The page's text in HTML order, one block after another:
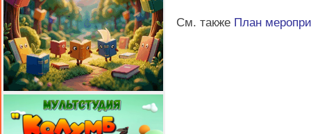
См. также План